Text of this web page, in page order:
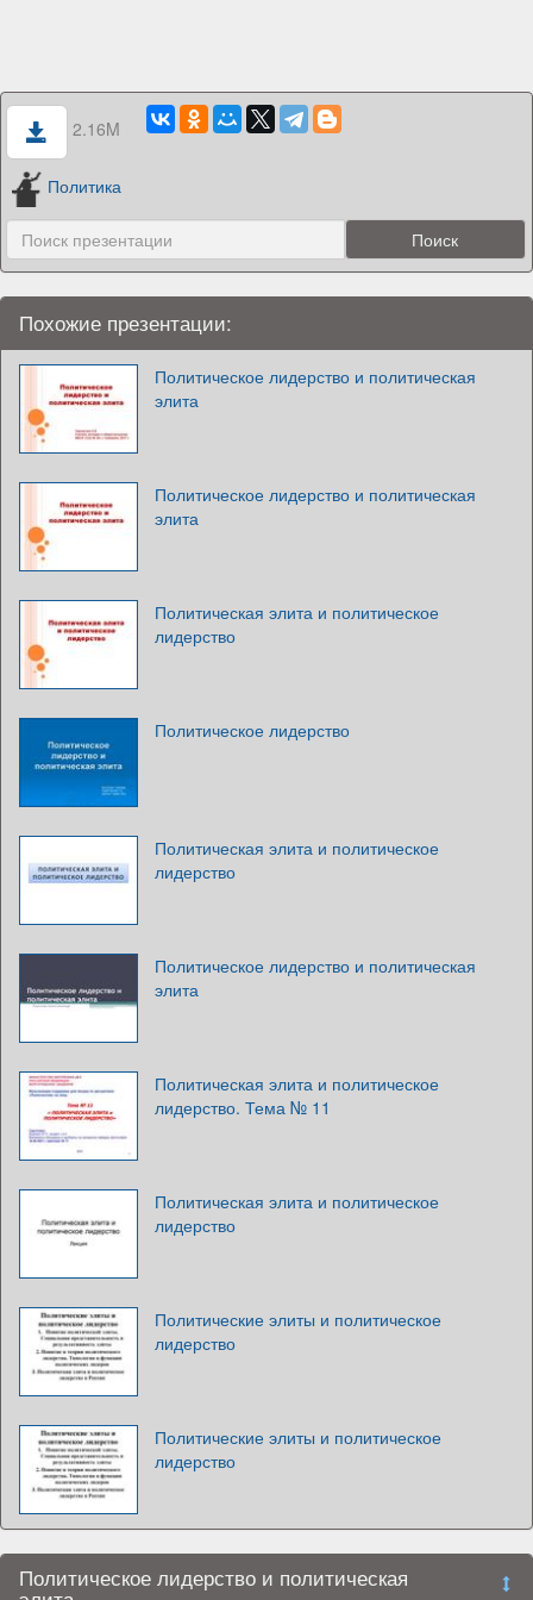
2.16M
Политика
Похожие презентации:
Политическое лидерство и политическая
элита
Политическое лидерство и политическая
элита
Политическая элита и политическое
лидерство
Политическое лидерство
Политическая элита и политическое
лидерство
Политическое лидерство и политическая
элита
Политическая элита и политическое
лидерство. Тема № 11
Политическая элита и политическое
лидерство
Политические элиты и политическое
лидерство
Политические элиты и политическое
лидерство
Политическое лидерство и политическая